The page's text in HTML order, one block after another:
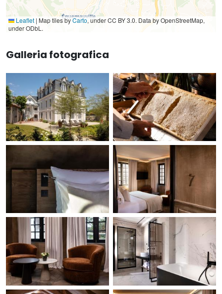
Leaflet | Map tiles byCarto, under CC BY 3.0. Data by OpenStreetMap,
under ODbL.
Galleria fotografica